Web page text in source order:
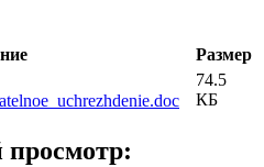
Размер
74.5
КБ